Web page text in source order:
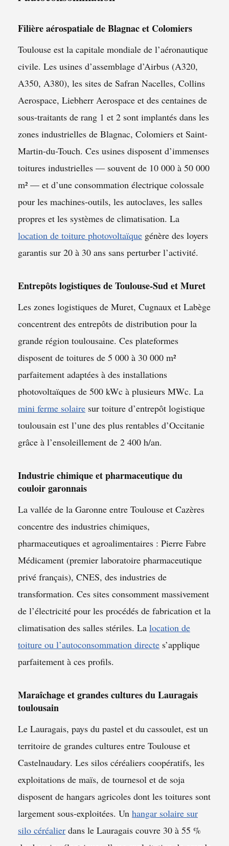
Filière aérospatiale de Blagnac et Colomiers
Toulouse est la capitale mondiale de l’aéronautique
civile. Les usines d’assemblage d’Airbus (A320,
A350, A380), les sites de Safran Nacelles, Collins
Aerospace, Liebherr Aerospace et des centaines de
sous-traitants de rang 1 et 2 sont implantés dans les
zones industrielles de Blagnac, Colomiers et Saint-
Martin-du-Touch. Ces usines disposent d’immenses
toitures industrielles — souvent de 10 000 à 50 000
m² — et d’une consommation électrique colossale
pour les machines-outils, les autoclaves, les salles
propres et les systèmes de climatisation. La
location de toiture photovoltaïque génère des loyers
garantis sur 20 à 30 ans sans perturber l’activité.
Entrepôts logistiques de Toulouse-Sud et Muret
Les zones logistiques de Muret, Cugnaux et Labège
concentrent des entrepôts de distribution pour la
grande région toulousaine. Ces plateformes
disposent de toitures de 5 000 à 30 000 m²
parfaitement adaptées à des installations
photovoltaïques de 500 kWc à plusieurs MWc. La
mini ferme solaire sur toiture d’entrepôt logistique
toulousain est l’une des plus rentables d’Occitanie
grâce à l’ensoleillement de 2 400 h/an.
Industrie chimique et pharmaceutique du
couloir garonnais
La vallée de la Garonne entre Toulouse et Cazères
concentre des industries chimiques,
pharmaceutiques et agroalimentaires : Pierre Fabre
Médicament (premier laboratoire pharmaceutique
privé français), CNES, des industries de
transformation. Ces sites consomment massivement
de l’électricité pour les procédés de fabrication et la
climatisation des salles stériles. La location de
toiture ou l’autoconsommation directe s’applique
parfaitement à ces profils.
Maraîchage et grandes cultures du Lauragais
toulousain
Le Lauragais, pays du pastel et du cassoulet, est un
territoire de grandes cultures entre Toulouse et
Castelnaudary. Les silos céréaliers coopératifs, les
exploitations de maïs, de tournesol et de soja
disposent de hangars agricoles dont les toitures sont
largement sous-exploitées. Un hangar solaire sur
silo céréalier dans le Lauragais couvre 30 à 55 %